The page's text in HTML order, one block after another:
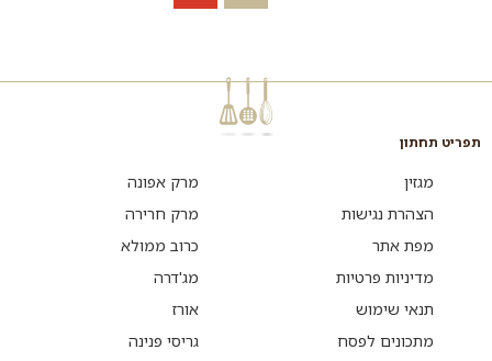
תפריט תחתון
מגזין
הצהרת נגישות
מפת אתר
מדיניות פרטיות
תנאי שימוש
מתכונים לפסח
מרק אפונה
מרק חרירה
כרוב ממולא
מג'דרה
אורז
גריסי פנינה